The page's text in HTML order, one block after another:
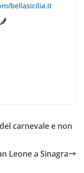
bellasicilia.it
carnevale e non
Leone a Sinagra